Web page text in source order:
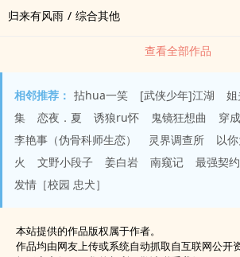
归来有风雨 / 综合其他
查看全部作品
相邻推荐： 拈hua一笑 [武侠少年]江湖 姐
集
恋夜．夏 诱狼ru怀 鬼镜狂想曲 穿
李艳事（伪骨科师生恋）
灵界调查所 以
火
文野小段子 姜白岩 南窥记 最强契约
发情［校园 忠犬］
本站提供的作品版权属于作者。
作品均由网友上传或系统自动抓取自互联网公开资